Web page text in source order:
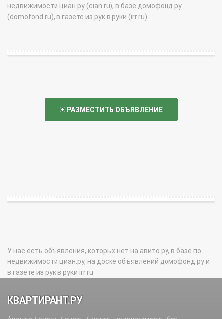
недвижимости циан.ру (cian.ru), в базе домофонд.ру
(domofond.ru), в газете из рук в руки (irr.ru).
РАЗМЕСТИТЬ ОБЪЯВЛЕНИЕ
У нас есть объявления, которых нет на авито.ру, в базе по
недвижимости циан.ру, на доске объявлений домофонд.ру и
в газете из рук в руки irr.ru
КВАРТИРАНТ.РУ